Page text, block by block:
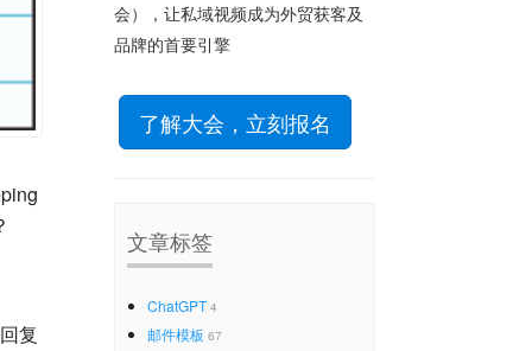
复
会），让私域视频成为外贸获客及
品牌的首要引擎
了解大会，立刻报名
文章标签
ChatGPT 4
邮件模板 67